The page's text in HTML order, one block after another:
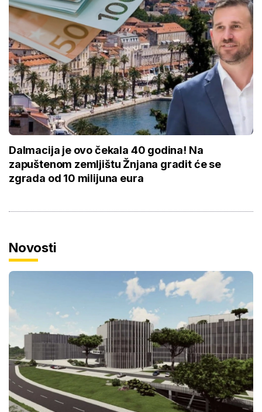
Dalmacija je ovo čekala 40 godina! Na
zapuštenom zemljištu Žnjana gradit će se
zgrada od 10 milijuna eura
Novosti